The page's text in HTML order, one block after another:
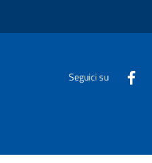
Seguici su